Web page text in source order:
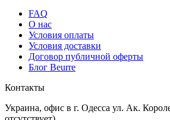
FAQ
O нас
Условия оплаты
Условия доставки
Договор публичной оферты
Блог Beurre
Контакты
Украина, офис в г. Одесса ул. Ак.